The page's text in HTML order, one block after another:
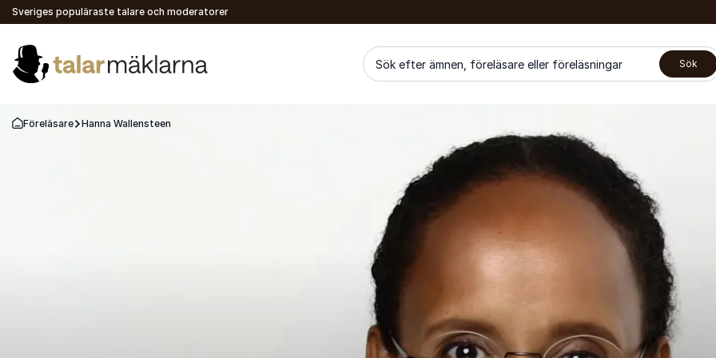
Sveriges populäraste talare och moderatorer
Sök efter ämnen, föreläsare eller föreläsningar Sök
Gå tillbaka till startsidan
Föreläsare Hanna Wallensteen